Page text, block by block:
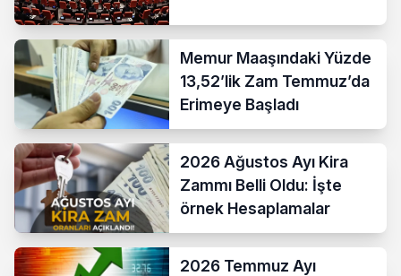
Memur Maaşındaki Yüzde
13,52’lik Zam Temmuz’da
Erimeye Başladı
2026 Ağustos Ayı Kira
Zammı Belli Oldu: İşte
örnek Hesaplamalar
2026 Temmuz Ayı